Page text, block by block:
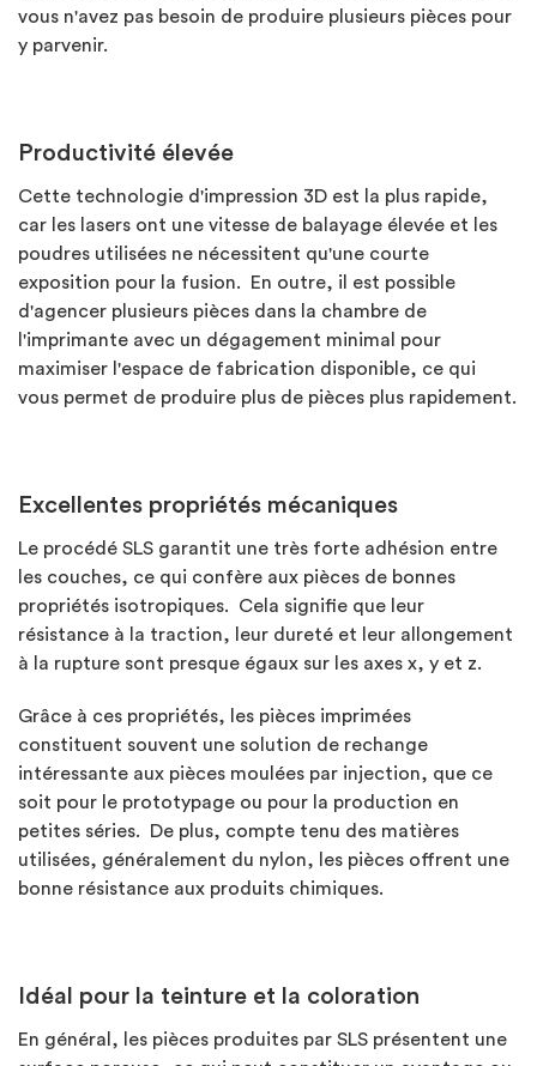
vous n'avez pas besoin de produire plusieurs pièces pour
y parvenir.
Productivité élevée
Cette technologie d'impression 3D est la plus rapide,
car les lasers ont une vitesse de balayage élevée et les
poudres utilisées ne nécessitent qu'une courte
exposition pour la fusion. En outre, il est possible
d'agencer plusieurs pièces dans la chambre de
l'imprimante avec un dégagement minimal pour
maximiser l'espace de fabrication disponible, ce qui
vous permet de produire plus de pièces plus rapidement.
Excellentes propriétés mécaniques
Le procédé SLS garantit une très forte adhésion entre
les couches, ce qui confère aux pièces de bonnes
propriétés isotropiques. Cela signifie que leur
résistance à la traction, leur dureté et leur allongement
à la rupture sont presque égaux sur les axes x, y et z.
Grâce à ces propriétés, les pièces imprimées
constituent souvent une solution de rechange
intéressante aux pièces moulées par injection, que ce
soit pour le prototypage ou pour la production en
petites séries. De plus, compte tenu des matières
utilisées, généralement du nylon, les pièces offrent une
bonne résistance aux produits chimiques.
Idéal pour la teinture et la coloration
En général, les pièces produites par SLS présentent une